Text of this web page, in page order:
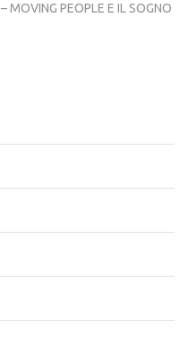
MOVING PEOPLE E IL SOGNO